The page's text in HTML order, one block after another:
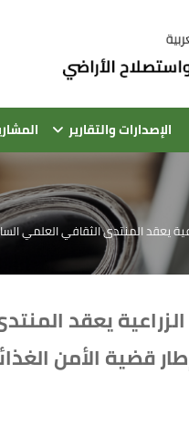
الإصدارات والتقارير
يعقد المنتدى الثقافي العلمي
يعقد
قضية الأمن